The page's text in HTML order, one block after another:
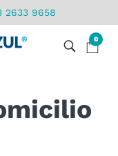
2633 9658
0